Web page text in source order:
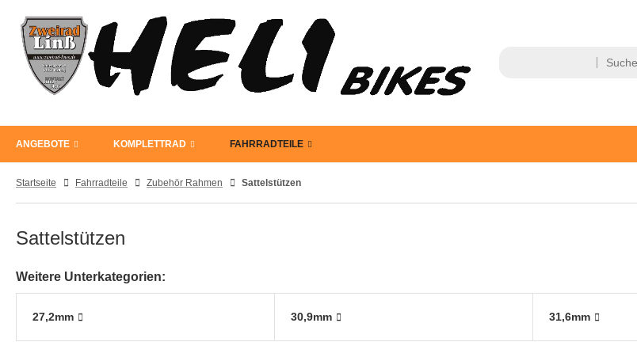
ANGEBOTE KOMPLETTRAD FAHRRADTEILE
Startseite Fahrradteile Zubehör Rahmen Sattelstützen
Sattelstützen
Weitere Unterkategorien:
27,2mm 30,9mm 31,6mm